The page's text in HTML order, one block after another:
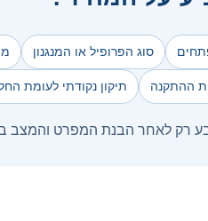
סוג הפרופיל או המנגנון
ההתקנה תיקון נקודתי לעומת
רק לאחר הבנת המפרט והמצב